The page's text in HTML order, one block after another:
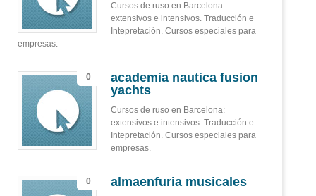
Cursos de ruso en Barcelona:
extensivos e intensivos. Traducción e
Intepretación. Cursos especiales para
empresas.
0
academia nautica fusion
yachts
Cursos de ruso en Barcelona:
extensivos e intensivos. Traducción e
Intepretación. Cursos especiales para
empresas.
0 almaenfuria musicales